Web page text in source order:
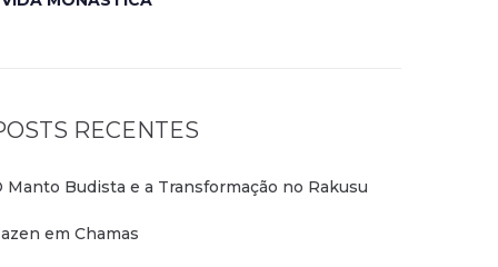
RECENTES
Manto Budista e a Transformação no Rakusu
em Chamas